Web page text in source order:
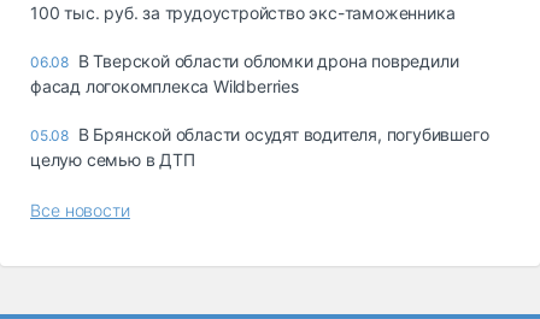
100 тыс. руб. за трудоустройство экс-таможенника
06.08 В Тверской области обломки дрона повредили
фасад логокомплекса Wildberries
05.08 В Брянской области осудят водителя, погубившего
целую семью в ДТП
Все новости